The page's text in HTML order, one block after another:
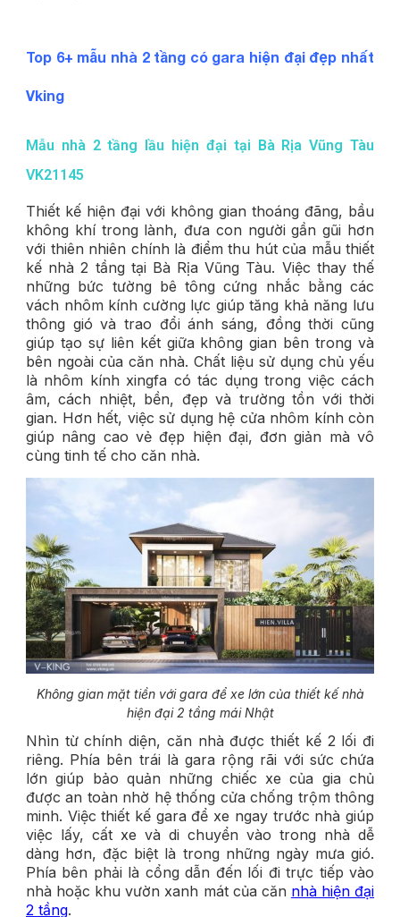
Top 6+ mẫu nhà 2 tầng có gara hiện đại đẹp nhất
Vking
Mẫu nhà 2 tầng lầu hiện đại tại Bà Rịa Vũng Tàu
VK21145
Thiết kế hiện đại với không gian thoáng đãng, bầu
không khí trong lành, đưa con người gần gũi hơn
với thiên nhiên chính là điểm thu hút của mẫu thiết
kế nhà 2 tầng tại Bà Rịa Vũng Tàu. Việc thay thế
những bức tường bê tông cứng nhắc bằng các
vách nhôm kính cường lực giúp tăng khả năng lưu
thông gió và trao đổi ánh sáng, đồng thời cũng
giúp tạo sự liên kết giữa không gian bên trong và
bên ngoài của căn nhà. Chất liệu sử dụng chủ yếu
là nhôm kính xingfa có tác dụng trong việc cách
âm, cách nhiệt, bền, đẹp và trường tồn với thời
gian. Hơn hết, việc sử dụng hệ cửa nhôm kính còn
giúp nâng cao vẻ đẹp hiện đại, đơn giản mà vô
cùng tinh tế cho căn nhà.
Không gian mặt tiền với gara để xe lớn của thiết kế nhà
hiện đại 2 tầng mái Nhật
Nhìn từ chính diện, căn nhà được thiết kế 2 lối đi
riêng. Phía bên trái là gara rộng rãi với sức chứa
lớn giúp bảo quản những chiếc xe của gia chủ
được an toàn nhờ hệ thống cửa chống trộm thông
minh. Việc thiết kế gara để xe ngay trước nhà giúp
việc lấy, cất xe và di chuyển vào trong nhà dễ
dàng hơn, đặc biệt là trong những ngày mưa gió.
Phía bên phải là cổng dẫn đến lối đi trực tiếp vào
nhà hoặc khu vườn xanh mát của căn nhà hiện đại
2 tầng.